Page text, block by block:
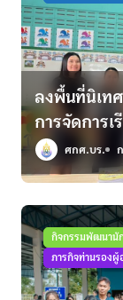
ลงพื้นที่นิเท
การจัดการ
ศกศ.บร.
กิจกรรมพัฒนานั
ภารกิจท่านรองผู้